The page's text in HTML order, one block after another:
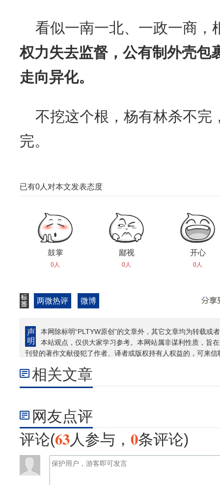
看似一南一北、一政一商，
权力失去监督，公有制外壳包
走向异化。
不挖这个根，杨有林杀不完
完。
已有0 人对本文发表态度
鼓掌
0人
鄙视
0人
开心
0人
两微热评 微博
本网除标明“PLTYW原创”的文章外，其它文章均为转载
本站观点，仅供大家学习参考。本网站属非谋利性质，旨
刊登的著作文献侵犯了作者、译者或版权持有人权益的，可来
相关文章
网友点评
评论(63人参与， 0条评论)